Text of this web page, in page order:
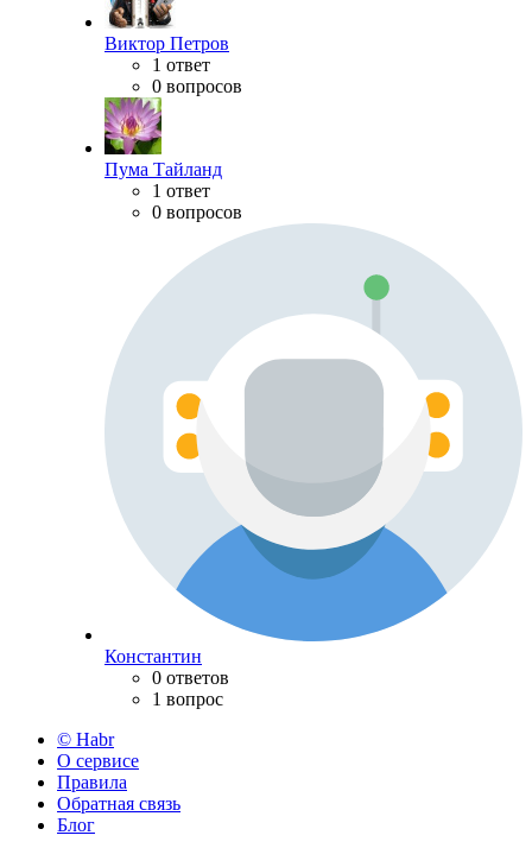
Виктор Петров
1 ответ
0 вопросов
Пума Тайланд
1 ответ
0 вопросов
Константин
0 ответов
1 вопрос
© Habr
О сервисе
Правила
Обратная связь
Блог